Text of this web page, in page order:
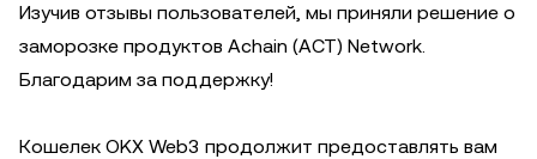
Изучив отзывы пользователей, мы приняли решение о
заморозке продуктов Achain (ACT) Network.
Благодарим за поддержку!
Кошелек OKX Web3 продолжит предоставлять вам